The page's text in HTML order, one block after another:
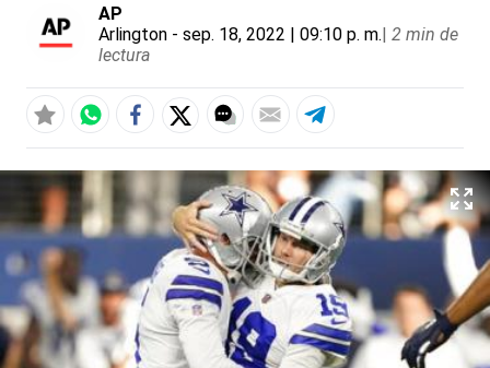
AP
Arlington - sep. 18, 2022 | 09:10 p. m.| 2 min de
lectura